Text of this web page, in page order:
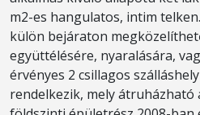
m2-es hangulatos, intim
külön bejáraton
együttélésére, nyaralására,
érvényes 2 csillagos
rendelkezik, mely átruházható